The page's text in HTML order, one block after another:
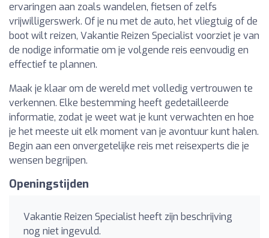
ervaringen aan zoals wandelen, fietsen of zelfs
vrijwilligerswerk. Of je nu met de auto, het vliegtuig of de
boot wilt reizen, Vakantie Reizen Specialist voorziet je van
de nodige informatie om je volgende reis eenvoudig en
effectief te plannen.
Maak je klaar om de wereld met volledig vertrouwen te
verkennen. Elke bestemming heeft gedetailleerde
informatie, zodat je weet wat je kunt verwachten en hoe
je het meeste uit elk moment van je avontuur kunt halen.
Begin aan een onvergetelijke reis met reisexperts die je
wensen begrijpen.
Openingstijden
Vakantie Reizen Specialist heeft zijn beschrijving
nog niet ingevuld.